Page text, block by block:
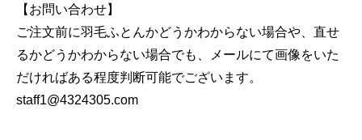
【お問い合わせ】
ご注文前に羽毛ふとんかどうかわからない場合や、直せ
るかどうかわからない場合でも、メールにて画像をいた
だければある程度判断可能でございます。
staff1@4324305.com